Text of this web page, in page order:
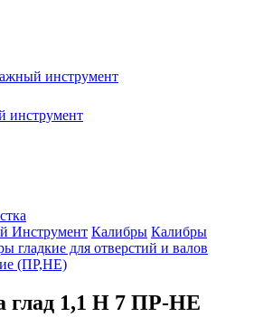
инструмент
инструмент
Инструмент Калибры Калибры
гладкие для отверстий и валов
(ПР,НЕ)
глад 1,1 H 7 ПР-НЕ